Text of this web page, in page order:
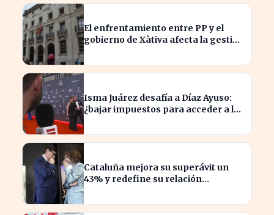
El enfrentamiento entre PP y el
gobierno de Xàtiva afecta la gestión
Isma Juárez desafía a Díaz Ayuso:
¿bajar impuestos para acceder a la
Cataluña mejora su superávit un
43% y redefine su relación